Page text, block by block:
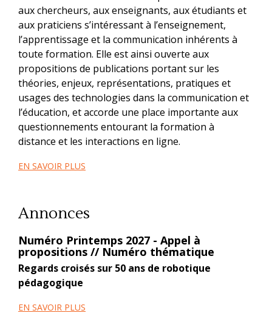
aux chercheurs, aux enseignants, aux étudiants et
aux praticiens s’intéressant à l’enseignement,
l’apprentissage et la communication inhérents à
toute formation. Elle est ainsi ouverte aux
propositions de publications portant sur les
théories, enjeux, représentations, pratiques et
usages des technologies dans la communication et
l’éducation, et accorde une place importante aux
questionnements entourant la formation à
distance et les interactions en ligne.
EN SAVOIR PLUS
Annonces
Numéro Printemps 2027 - Appel à
propositions // Numéro thématique
Regards croisés sur 50 ans de robotique
pédagogique
EN SAVOIR PLUS